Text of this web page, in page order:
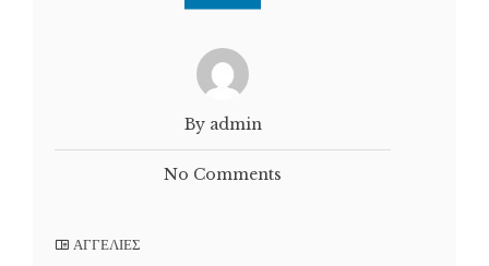
By admin
No Comments
ΑΓΓΕΛΙΕΣ